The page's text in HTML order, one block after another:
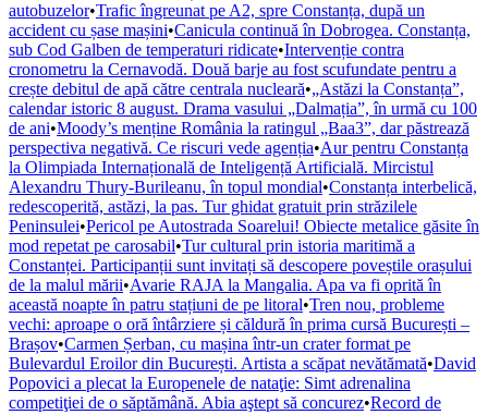
autobuzelor•Trafic îngreunat pe A2, spre Constanța, după un
accident cu șase mașini•Canicula continuă în Dobrogea. Constanța,
sub Cod Galben de temperaturi ridicate•Intervenție contra
cronometru la Cernavodă. Două barje au fost scufundate pentru a
crește debitul de apă către centrala nucleară•„Astăzi la Constanța”,
calendar istoric 8 august. Drama vasului „Dalmația”, în urmă cu 100
de ani•Moody’s menține România la ratingul „Baa3”, dar păstrează
perspectiva negativă. Ce riscuri vede agenția•Aur pentru Constanța
la Olimpiada Internațională de Inteligență Artificială. Mircistul
Alexandru Thury-Burileanu, în topul mondial•Constanța interbelică,
redescoperită, astăzi, la pas. Tur ghidat gratuit prin străzilele
Peninsulei•Pericol pe Autostrada Soarelui! Obiecte metalice găsite în
mod repetat pe carosabil•Tur cultural prin istoria maritimă a
Constanței. Participanții sunt invitați să descopere poveștile orașului
de la malul mării•Avarie RAJA la Mangalia. Apa va fi oprită în
această noapte în patru stațiuni de pe litoral•Tren nou, probleme
vechi: aproape o oră întârziere și căldură în prima cursă București –
Brașov•Carmen Șerban, cu mașina într-un crater format pe
Bulevardul Eroilor din București. Artista a scăpat nevătămată•David
Popovici a plecat la Europenele de nataţie: Simt adrenalina
competiţiei de o săptămână. Abia aştept să concurez•Record de